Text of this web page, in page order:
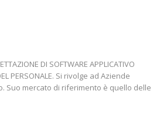
DI SOFTWARE APPLICATIVO
PERSONALE. Si rivolge ad Aziende
Suo mercato di riferimento è quello delle